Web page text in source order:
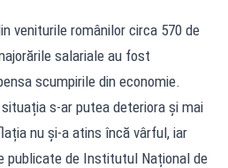
veniturile românilor circa 570 de
salariale au fost
scumpirile din economie.
s-ar putea deteriora și mai
nu și-a atins încă vârful, iar
publicate de Institutul Național de